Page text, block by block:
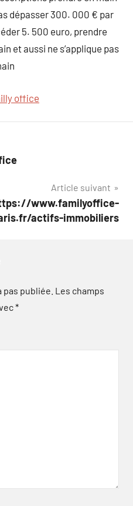
dépasser 300. 000 € par
5. 500 euro, prendre
et aussi ne s’applique pas
office
Article suivant
www.familyoffice-
actifs-immobiliers
publiée. Les champs
*